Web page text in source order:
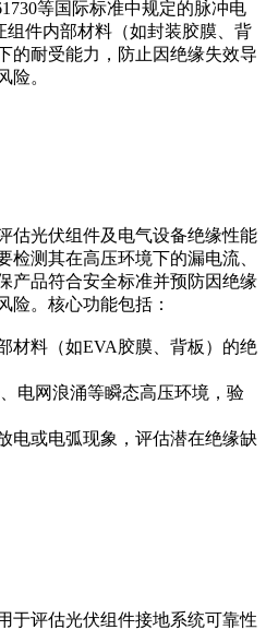
等国际标准中规定的脉冲电
组件内部材料（如封装胶膜、背
的耐受能力，防止因绝缘失效导
险。
估光伏组件及电气设备绝缘性能
检测其在高压环境下的漏电流、
产品符合安全标准并预防因绝缘
险。核心功能包括：
材料（如EVA胶膜、背板）的绝
电网浪涌等瞬态高压环境，验
电或电弧现象，评估潜在绝缘缺
于评估光伏组件接地系统可靠性